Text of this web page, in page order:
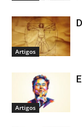
Artigos
Artigos